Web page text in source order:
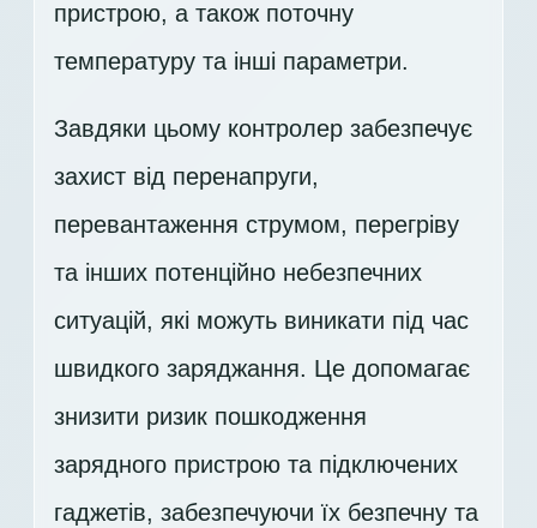
пристрою, а також поточну
температуру та інші параметри.
Завдяки цьому контролер забезпечує
захист від перенапруги,
перевантаження струмом, перегріву
та інших потенційно небезпечних
ситуацій, які можуть виникати під час
швидкого заряджання. Це допомагає
знизити ризик пошкодження
зарядного пристрою та підключених
гаджетів, забезпечуючи їх безпечну та